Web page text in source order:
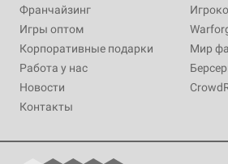
Франчайзинг
Игры оптом
Корпоративные подарки
Работа у нас
Новости
Контакты
Мир